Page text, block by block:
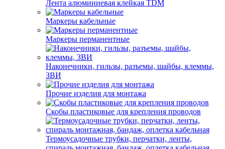
Лента алюминиевая клейкая TDM
Маркеры кабельные
Маркеры перманентные
Наконечники, гильзы, разъемы, шайбы, клеммы,
ЗВИ
Прочие изделия для монтажа
Скобы пластиковые для крепления проводов
Термоусадочные трубки, перчатки, ленты,